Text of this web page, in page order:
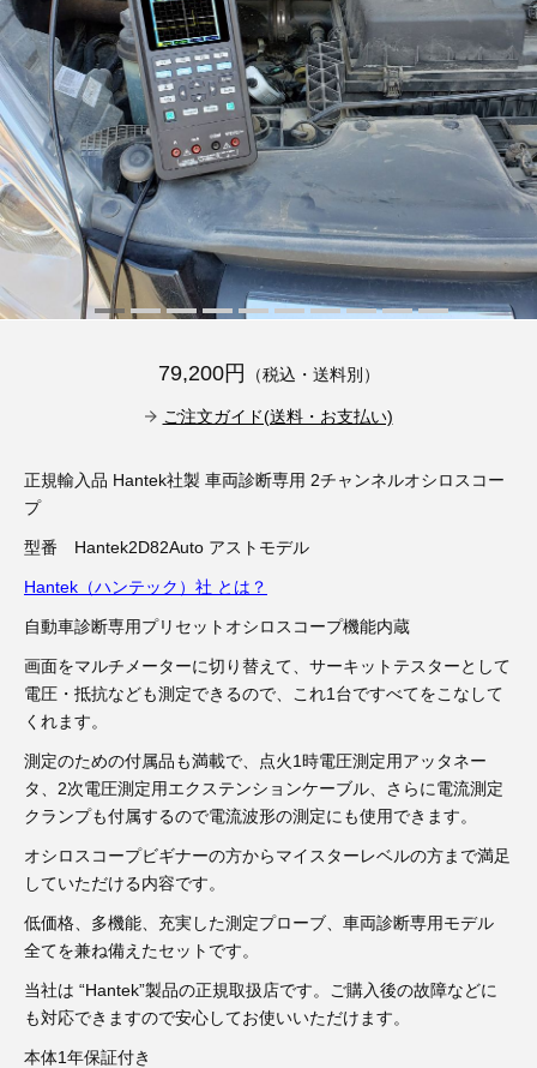
その他（9）
古い車両用診断テスター（10）
バイク用診断テスター（7）
その他（20）
OTOFIX Powered by AUTEL（4）
イギリス車（23）
アメリカ車（15）
スウェーデン車（20）
日本車（7）
ホイールロック取り外しツール（6）
3D プリンターペン（8）
ロシア（8）
ブレーキキャリパーリペアキット（368）
ステアリングロックエミュレータ（28）
ライト関連（6）
その他（12）
79,200円 （税込・送料別）
ご注文ガイド(送料・お支払い)
正規輸入品 Hantek社製 車両診断専用 2チャンネルオシロスコー
プ
型番 Hantek2D82Auto アストモデル
Hantek（ハンテック）社 とは？
自動車診断専用プリセットオシロスコープ機能内蔵
画面をマルチメーターに切り替えて、サーキットテスターとして
電圧・抵抗なども測定できるので、これ1台ですべてをこなして
くれます。
測定のための付属品も満載で、点火1時電圧測定用アッタネー
タ、2次電圧測定用エクステンションケーブル、さらに電流測定
クランプも付属するので電流波形の測定にも使用できます。
オシロスコープビギナーの方からマイスターレベルの方まで満足
していただける内容です。
低価格、多機能、充実した測定プローブ、車両診断専用モデル
全てを兼ね備えたセットです。
当社は “Hantek”製品の正規取扱店です。ご購入後の故障などに
も対応できますので安心してお使いいただけます。
本体1年保証付き